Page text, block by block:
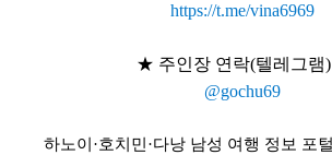
https://t.me/vina6969
★ 주인장 연락(텔레그램)
@gochu69
하노이·호치민·다낭 남성 여행 정보 포